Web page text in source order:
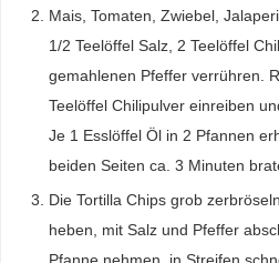
Mais, Tomaten, Zwiebel,
1/2 Teelöffel Salz, 2 Teelöffel
gemahlenen Pfeffer verrühren.
Teelöffel Chilipulver einreiben
Je 1 Esslöffel Öl in 2 Pfannen
beiden Seiten ca. 3 Minuten
Die Tortilla Chips grob
heben, mit Salz und Pfeffer
Pfanne nehmen, in Streifen